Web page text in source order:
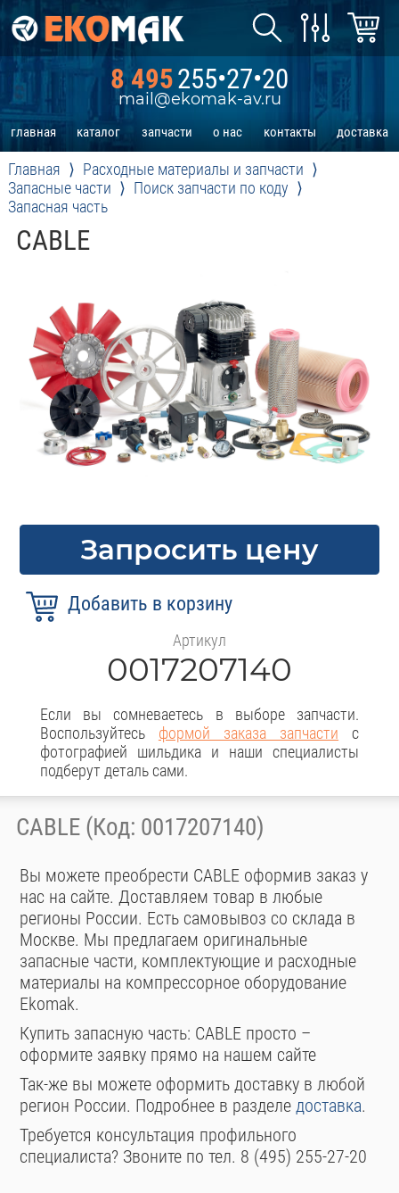
8 495255•27•20
mail@ekomak-av.ru
главная каталог запчасти о нас контакты доставка
Главная
Расходные материалы и запчасти
Запасные части
Поиск запчасти по коду
Запасная часть
CABLE
Запросить цену
Артикул
0017207140
Если вы сомневаетесь в выборе запчасти.
Воспользуйтесь формой заказа запчасти с
фотографией шильдика и наши специалисты
подберут деталь сами.
CABLE (Код: 0017207140)
Вы можете преобрести CABLE оформив заказ у
нас на сайте. Доставляем товар в любые
регионы России. Есть самовывоз со склада в
Москве. Мы предлагаем оригинальные
запасные части, комплектующие и расходные
материалы на компрессорное оборудование
Ekomak.
Купить запасную часть: CABLE просто –
оформите заявку прямо на нашем сайте
Так-же вы можете оформить доставку в любой
регион России. Подробнее в разделедоставка.
Требуется консультация профильного
специалиста? Звоните по тел. 8 (495) 255-27-20